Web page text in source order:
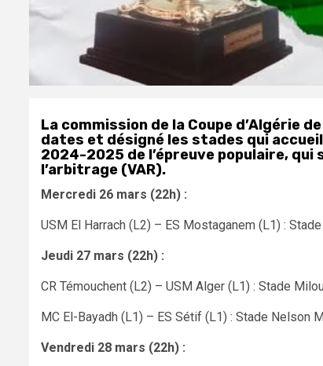
La commission de la Coupe d’Algérie
dates et désigné les stades qui
2024-2025 de l’épreuve populaire,
l’arbitrage (VAR).
Mercredi 26 mars (22h) :
USM El Harrach (L2) – ES Mostaganem (L1) :
Jeudi 27 mars (22h) :
CR Témouchent (L2) – USM Alger (L1) : Stade
MC El-Bayadh (L1) – ES Sétif (L1) : Stade Nelson
Vendredi 28 mars (22h) :